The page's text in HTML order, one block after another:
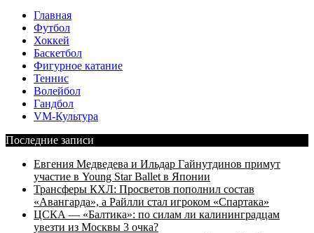
Главная
Футбол
Хоккей
Баскетбол
Фигурное катание
Теннис
Волейбол
Гандбол
VM-Культура
Последние записи
Евгения Медведева и Ильдар Гайнутдинов примут
участие в Young Star Ballet в Японии
Трансферы КХЛ: Просветов пополнил состав
«Авангарда», а Райлли стал игроком «Спартака»
ЦСКА — «Балтика»: по силам ли калининградцам
увезти из Москвы 3 очка?